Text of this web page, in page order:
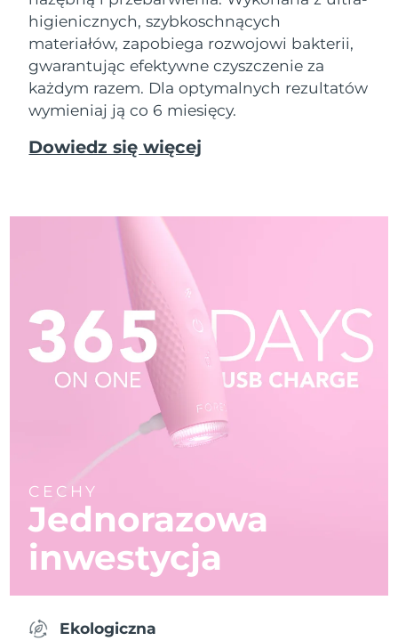
higienicznych, szybkoschnących
materiałów, zapobiega rozwojowi bakterii,
gwarantując efektywne czyszczenie za
każdym razem. Dla optymalnych rezultatów
wymieniaj ją co 6 miesięcy.
Dowiedz się więcej
CECHY
Jednorazowa
inwestycja
Ekologiczna